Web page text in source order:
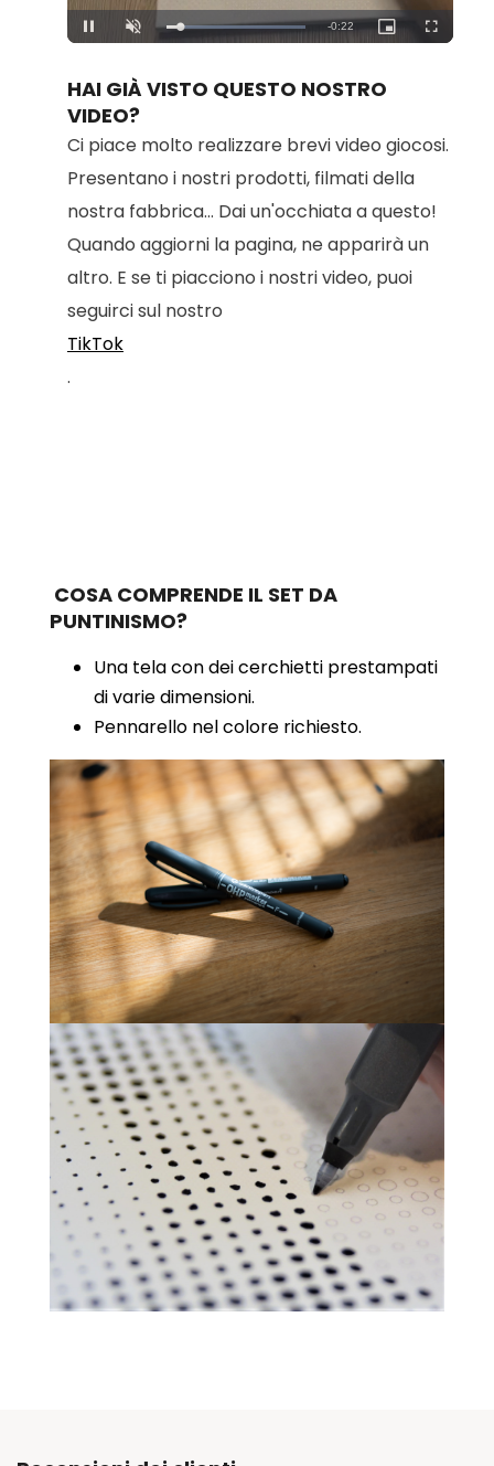
Unmute Loaded:
100.00%
HAI GIÀ VISTO QUESTO NOSTRO
VIDEO?
Ci piace molto realizzare brevi video giocosi.
Presentano i nostri prodotti, filmati della
nostra fabbrica... Dai un'occhiata a questo!
Quando aggiorni la pagina, ne apparirà un
altro. E se ti piacciono i nostri video, puoi
seguirci sul nostro
TikTok
.
COSA COMPRENDE IL SET DA
PUNTINISMO?
Una tela con dei cerchietti prestampati
di varie dimensioni.
Pennarello nel colore richiesto.